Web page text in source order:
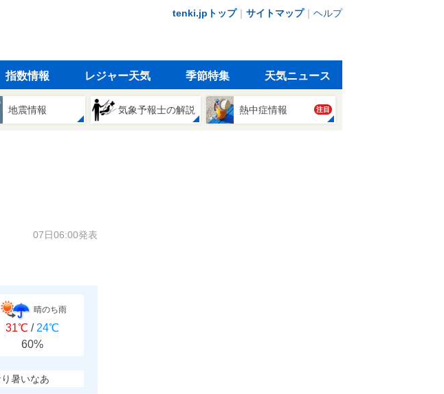
tenki.jpトップ｜ サイトマップ｜ ヘルプ
指数情報 レジャー天気 季節特集 天気ニュース
地震情報 気象予報士の解説 熱中症情報 注目
07日06:00発表
晴のち雨
31℃ / 24℃
60%
暑いなあ